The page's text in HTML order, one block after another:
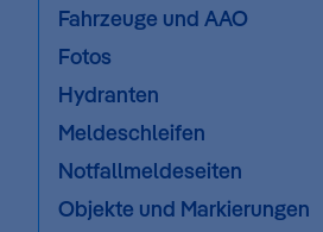
Fahrzeuge und AAO
Fotos
Hydranten
Meldeschleifen
Notfallmeldeseiten
Objekte und Markierungen